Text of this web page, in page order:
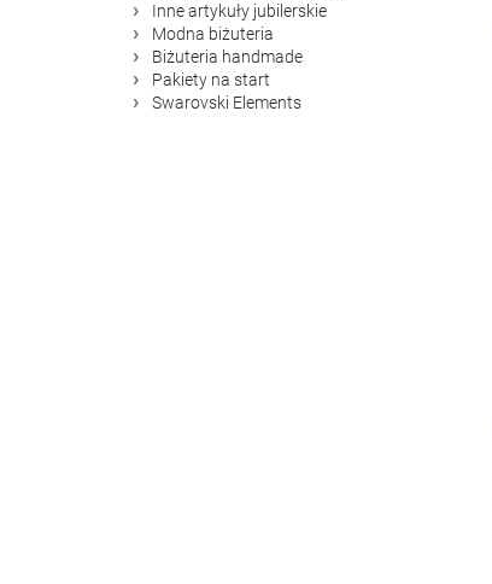
Inne artykuły jubilerskie
Modna biżuteria
Biżuteria handmade
Pakiety na start
Swarovski Elements